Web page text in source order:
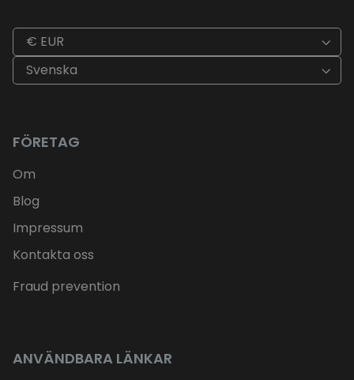
€ EUR
Svenska
FÖRETAG
Om
Blog
Impressum
Kontakta oss
Fraud prevention
ANVÄNDBARA LÄNKAR